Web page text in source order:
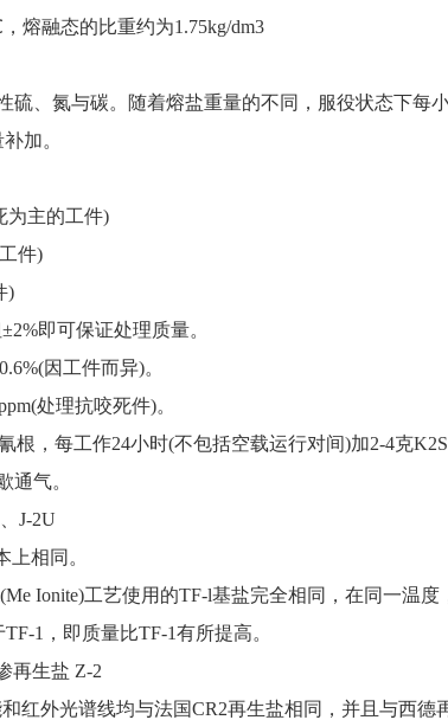
融态的比重约为1.75kg/dm3
、氮与碳。随着熔盐重量的不同，服役状态下每小
加。
主的工件)
件)
)
即可保证处理质量。
因工件而异)。
处理抗咬死件)。
每工作24小时(不包括空载运行对间)加2-4克K2S
通气。
J-2U
相同。
Ionite)工艺使用的TF-l基盐完全相同，在同一温度
1，即质量比TF-1有所提高。
再生盐 Z-2
外光谱线均与法国CR2再生盐相同，并且与西德